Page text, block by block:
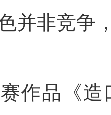
并非竞争
作品《